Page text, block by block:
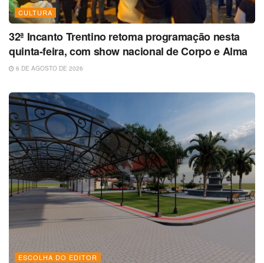
CULTURA
32ª Incanto Trentino retoma programação nesta
quinta-feira, com show nacional de Corpo e Alma
6 DE AGOSTO DE 2026
ESCOLHA DO EDITOR